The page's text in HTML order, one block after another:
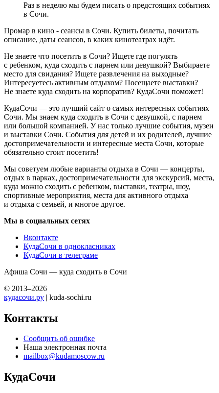
Раз в неделю мы будем писать о предстоящих событиях
в Сочи.
Промар в кино - сеансы в Сочи. Купить билеты, почитать
описание, даты сеансов, в каких кинотеатрах идёт.
Не знаете что посетить в Сочи? Ищете где погулять
с ребенком, куда сходить с парнем или девушкой? Выбираете
место для свидания? Ищете развлечения на выходные?
Интересуетесь активным отдыхом? Посещаете выставки?
Не знаете куда сходить на корпоратив? КудаСочи поможет!
КудаСочи — это лучший сайт о самых интересных событиях
Сочи. Мы знаем куда сходить в Сочи с девушкой, с парнем
или большой компанией. У нас только лучшие события, музеи
и выставки Сочи. События для детей и их родителей, лучшие
достопримечательности и интересные места Сочи, которые
обязательно стоит посетить!
Мы советуем любые варианты отдыха в Сочи — концерты,
отдых в парках, достопримечательности для экскурсий, места,
куда можно сходить с ребенком, выставки, театры, шоу,
спортивные мероприятия, места для активного отдыха
и отдыха с семьей, и многое другое.
Мы в социальных сетях
Вконтакте
КудаСочи в однокласниках
КудаСочи в телеграме
Афиша Сочи — куда сходить в Сочи
© 2013–2026
кудасочи.ру | kuda-sochi.ru
Контакты
Сообщить об ошибке
Наша электронная почта
mailbox@kudamoscow.ru
КудаСочи